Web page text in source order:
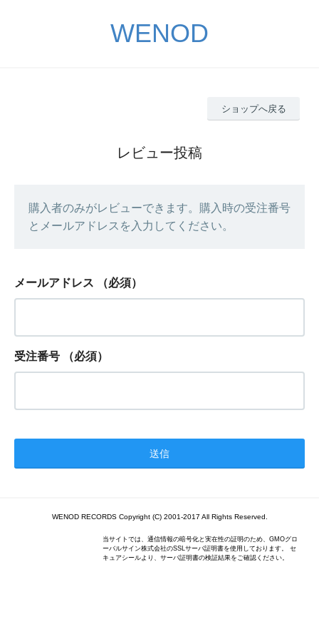
WENOD
ショップへ戻る
レビュー投稿
購入者のみがレビューできます。購入時の受注番号
とメールアドレスを入力してください。
メールアドレス （必須）
受注番号 （必須）
WENOD RECORDS Copyright (C) 2001-2017 All Rights Reserved.
当サイトでは、通信情報の暗号化と実在性の証明のため、GMOグロ
ーバルサイン株式会社のSSLサーバ証明書を使用しております。 セ
キュアシールより、サーバ証明書の検証結果をご確認ください。